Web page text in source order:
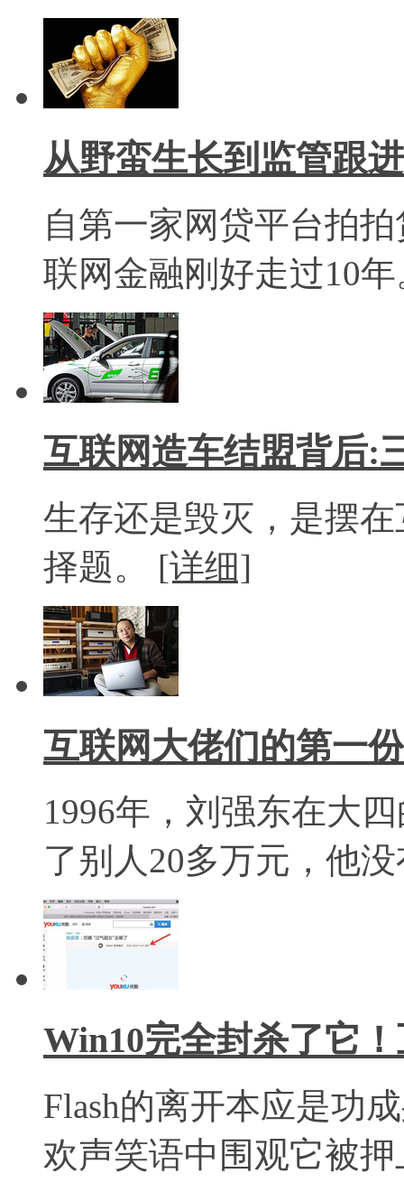
从野蛮生长到监管跟
自第一家网贷平台拍
联网金融刚好走过10
互联网造车结盟背后:
生存还是毁灭，是摆
择题。 [详细]
互联网大佬们的第一
1996年，刘强东在大
了别人20多万元，他
Win10完全封杀了它
Flash的离开本应是功
欢声笑语中围观它被